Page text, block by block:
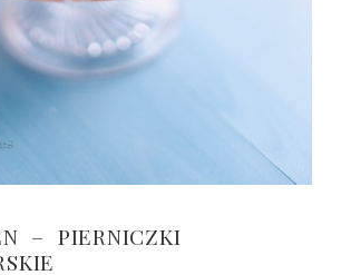
– PIERNICZKI